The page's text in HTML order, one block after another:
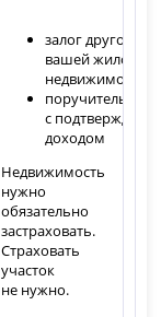
залог другой
вашей жилой
недвижимости
поручитель
с
доходом
Недвижимость
нужно
обязательно
застраховать.
Страховать
участок
не нужно.